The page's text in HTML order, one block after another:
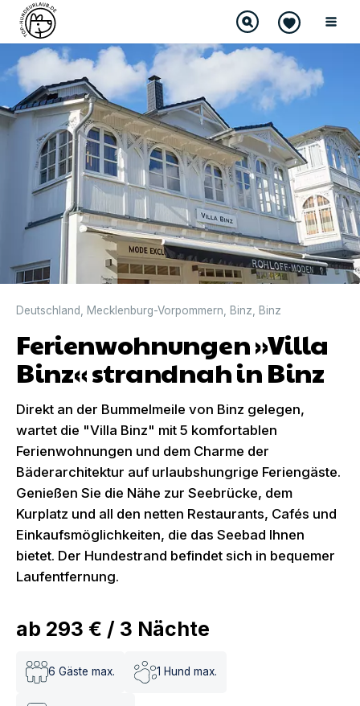
Deutschland Mecklenburg-Vorpommern Binz Binz
Ferienwohnungen »Villa
Binz« strandnah in Binz
Direkt an der Bummelmeile von Binz gelegen,
wartet die "Villa Binz" mit 5 komfortablen
Ferienwohnungen und dem Charme der
Bäderarchitektur auf urlaubshungrige Feriengäste.
Genießen Sie die Nähe zur Seebrücke, dem
Kurplatz und all den netten Restaurants, Cafés und
Einkaufsmöglichkeiten, die das Seebad Ihnen
bietet. Der Hundestrand befindet sich in bequemer
Laufentfernung.
ab 293 € / 3 Nächte
6 Gäste max. 1 Hund max.